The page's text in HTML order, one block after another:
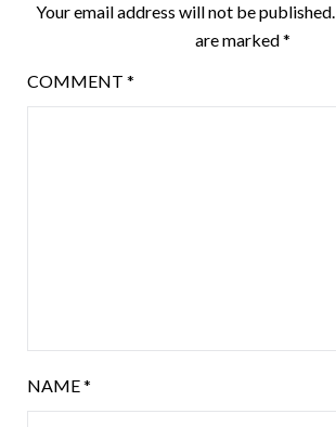
Your email address will not be published.
are marked*
COMMENT *
NAME*